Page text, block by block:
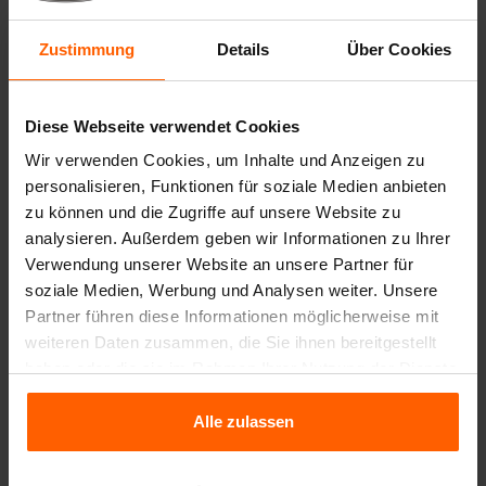
Zustimmung Details Über Cookies
Diese Webseite verwendet Cookies
Wir verwenden Cookies, um Inhalte und Anzeigen zu
personalisieren, Funktionen für soziale Medien anbieten
zu können und die Zugriffe auf unsere Website zu
analysieren. Außerdem geben wir Informationen zu Ihrer
Verwendung unserer Website an unsere Partner für
soziale Medien, Werbung und Analysen weiter. Unsere
Partner führen diese Informationen möglicherweise mit
weiteren Daten zusammen, die Sie ihnen bereitgestellt
gesammelt haben.
Alle zulassen
Handhabungsgeräte
Zubehör
Ersatzteile
Häufig gestellte Fragen
Aus welchem Material sind die Gussformen
Verkauft Betonblock® auch Betonblöcke?